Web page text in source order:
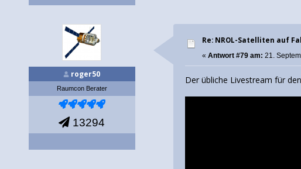
roger50
Raumcon Berater
13294
Re: NROL-Satelliten auf
«Antwort #79 am: 21.
Der übliche Livestream für